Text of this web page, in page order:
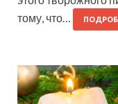
тому, что…